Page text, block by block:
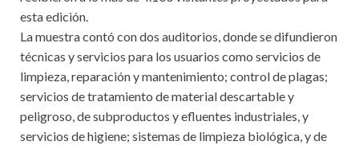
esta edición.
La muestra contó con dos auditorios, donde se difundieron
técnicas y servicios para los usuarios como servicios de
limpieza, reparación y mantenimiento; control de plagas;
servicios de tratamiento de material descartable y
peligroso, de subproductos y efluentes industriales, y
servicios de higiene; sistemas de limpieza biológica, y de